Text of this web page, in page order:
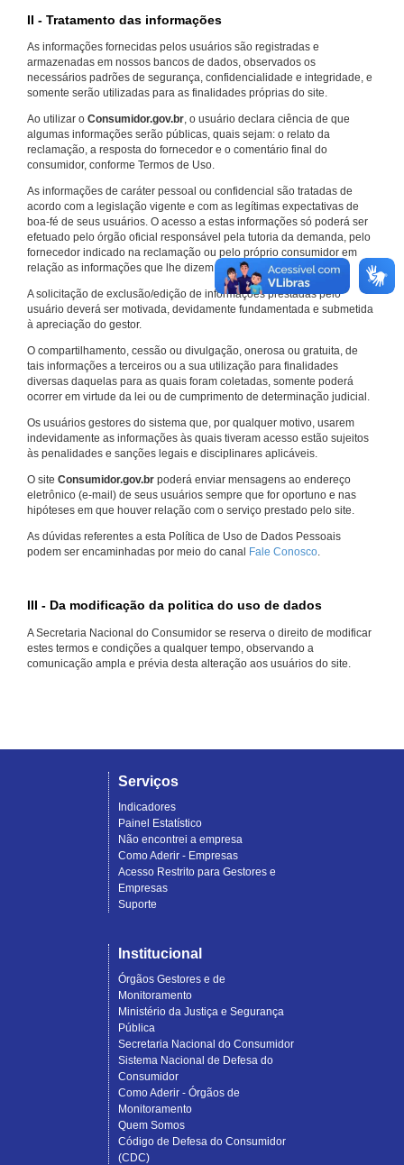
II - Tratamento das informações
As informações fornecidas pelos usuários são registradas e
armazenadas em nossos bancos de dados, observados os
necessários padrões de segurança, confidencialidade e integridade, e
somente serão utilizadas para as finalidades próprias do site.
Ao utilizar o Consumidor.gov.br, o usuário declara ciência de que
algumas informações serão públicas, quais sejam: o relato da
reclamação, a resposta do fornecedor e o comentário final do
consumidor, conforme Termos de Uso.
As informações de caráter pessoal ou confidencial são tratadas de
acordo com a legislação vigente e com as legítimas expectativas de
boa-fé de seus usuários. O acesso a estas informações só poderá ser
efetuado pelo órgão oficial responsável pela tutoria da demanda, pelo
fornecedor indicado na reclamação ou pelo próprio consumidor em
relação as informações que lhe dizem respeito.
A solicitação de exclusão/edição de informações prestadas pelo
usuário deverá ser motivada, devidamente fundamentada e submetida
à apreciação do gestor.
O compartilhamento, cessão ou divulgação, onerosa ou gratuita, de
tais informações a terceiros ou a sua utilização para finalidades
diversas daquelas para as quais foram coletadas, somente poderá
ocorrer em virtude da lei ou de cumprimento de determinação judicial.
Os usuários gestores do sistema que, por qualquer motivo, usarem
indevidamente as informações às quais tiveram acesso estão sujeitos
às penalidades e sanções legais e disciplinares aplicáveis.
O site Consumidor.gov.br poderá enviar mensagens ao endereço
eletrônico (e-mail) de seus usuários sempre que for oportuno e nas
hipóteses em que houver relação com o serviço prestado pelo site.
As dúvidas referentes a esta Política de Uso de Dados Pessoais
podem ser encaminhadas por meio do canal Fale Conosco.
III - Da modificação da politica do uso de dados
A Secretaria Nacional do Consumidor se reserva o direito de modificar
estes termos e condições a qualquer tempo, observando a
comunicação ampla e prévia desta alteração aos usuários do site.
Serviços
Indicadores
Painel Estatístico
Não encontrei a empresa
Como Aderir - Empresas
Acesso Restrito para Gestores e
Empresas
Suporte
Institucional
Órgãos Gestores e de
Monitoramento
Ministério da Justiça e Segurança
Pública
Secretaria Nacional do Consumidor
Sistema Nacional de Defesa do
Consumidor
Como Aderir - Órgãos de
Monitoramento
Quem Somos
Código de Defesa do Consumidor
(CDC)